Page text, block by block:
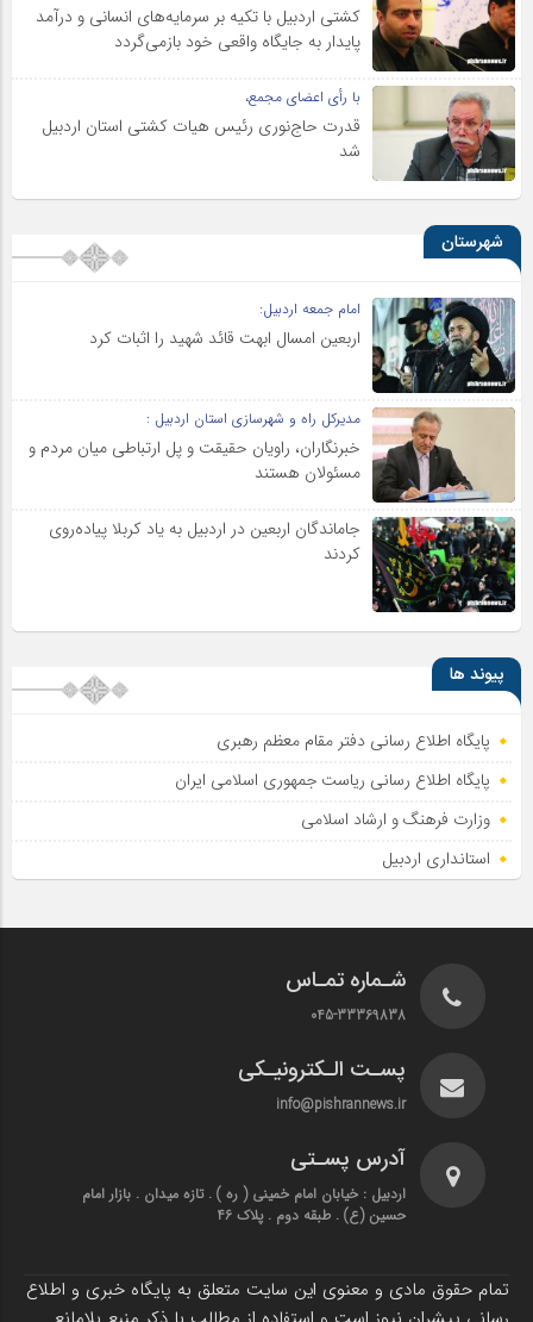
کشتی اردبیل با تکیه بر سرمایه‌های انسانی و درآمد
پایدار به جایگاه واقعی خود بازمی‌گردد
با رأی اعضای مجمع،
قدرت حاج‌نوری رئیس هیات کشتی استان اردبیل
شد
شهرستان
امام جمعه اردبیل:
اربعین امسال ابهت قائد شهید را اثبات کرد
مدیرکل راه و شهرسازی استان اردبیل :
خبرنگاران، راویان حقیقت و پل ارتباطی میان مردم و
مسئولان هستند
جاماندگان اربعین در اردبیل به یاد کربلا پیاده‌روی
کردند
پیوند ها
پایگاه اطلاع رسانی دفتر مقام معظم رهبری
پایگاه اطلاع‌ رسانی ریاست‌ جمهوری اسلامی ایران
وزارت فرهنگ و ارشاد اسلامی
استانداری اردبیل
شـماره تمـاس
045-33369838
پسـت الـکترونیـکی
info@pishrannews.ir
آدرس پسـتی
اردبیل : خیابان امام خمینی ( ره ) . تازه میدان . بازار امام
حسین (ع) . طبقه دوم . پلاک 46
تمام حقوق مادی و معنوی این سایت متعلق به پایگاه خبری و اطلاع